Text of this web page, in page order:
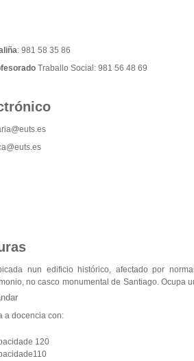
: 981 58 35 86
Traballo Social: 981 56 48 69
nun edificio histórico, afectado por
no casco monumental de Santiago. Ocupa
a docencia con:
120